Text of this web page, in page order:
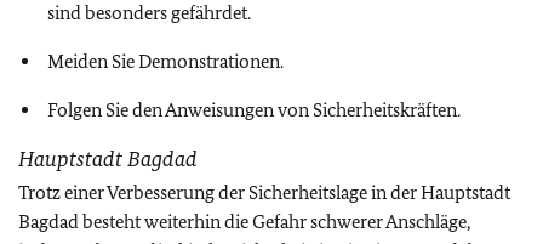
sind besonders gefährdet.
Meiden Sie Demonstrationen.
Folgen Sie den Anweisungen von Sicherheitskräften.
Hauptstadt Bagdad
Trotz einer Verbesserung der Sicherheitslage in der Hauptstadt
Bagdad besteht weiterhin die Gefahr schwerer Anschläge,